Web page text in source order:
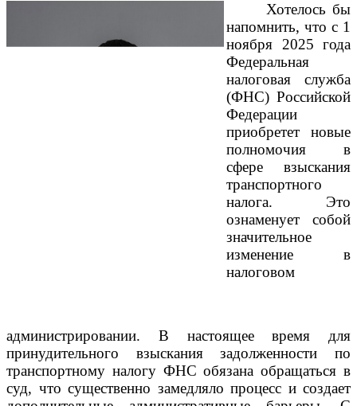
Хотелось бы
напомнить, что с 1
ноября 2025 года
Федеральная
налоговая служба
(ФНС) Российской
Федерации
приобретет новые
полномочия в
сфере взыскания
транспортного
налога. Это
ознаменует собой
значительное
изменение в
налоговом
администрировании. В настоящее время для
принудительного взыскания задолженности по
транспортному налогу ФНС обязана обращаться в
суд, что существенно замедляло процесс и создает